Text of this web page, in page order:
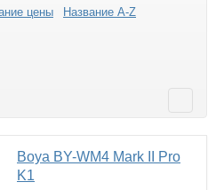
цены Название A-Z
Boya BY-WM4 Mark II Pro
K1